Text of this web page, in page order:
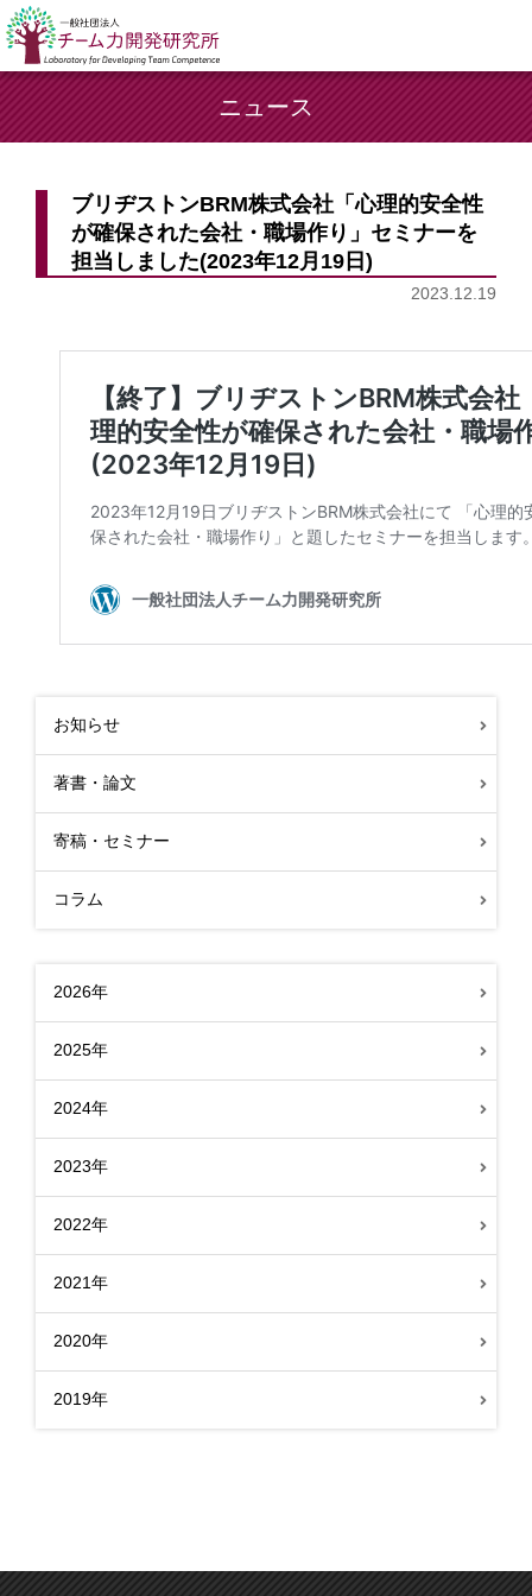
ニュース
ブリヂストンBRM株式会社「心理的安全性
が確保された会社・職場作り」セミナーを
担当しました(2023年12月19日)
2023.12.19
お知らせ
著書・論文
寄稿・セミナー
コラム
2026年
2025年
2024年
2023年
2022年
2021年
2020年
2019年